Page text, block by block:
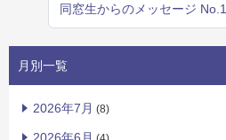
同窓生からのメッセージ
月別一覧
2026年7月 (8)